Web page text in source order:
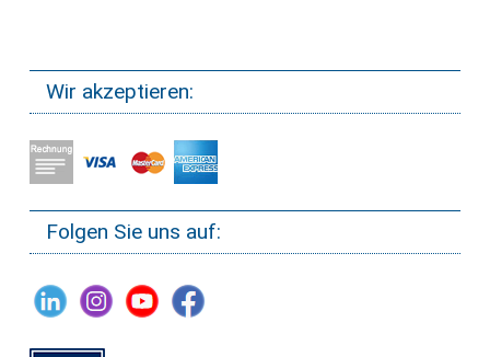
Wir akzeptieren:
Folgen Sie uns auf: